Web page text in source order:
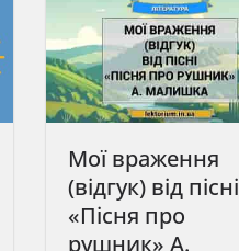
Мої враження
(відгук) від пісні
«Пісня про
рушник» А.